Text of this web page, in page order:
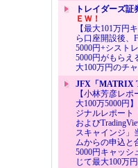
トレイダーズ証
ＥＷ！
【最大101万円
ら口座開設後、
5000円+シスト
5000円がもらえ
大100万円のチ
JFX「MATRIX
【小林芳彦レ
大100万5000円
ジナルレポート
および
スキャインジ」
ムからの申込と
5000円キャッシ
じて最大100万